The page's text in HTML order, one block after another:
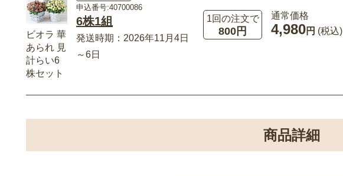
ビオラ 華
あられ 見
計らい6
株セット
申込番号:40700086
6株1組
発送時期：2026年11月4日
～6日
1回の注文で
800円
通常価格
4,980円 (税込)
商品詳細